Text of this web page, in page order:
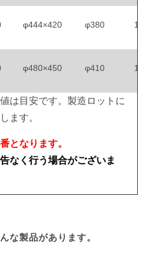
φ444×420 φ380 1.0
φ480×450 φ410 1.0
は目安です。製造ロットに
ます。
となります。
なく行う場合がございま
な製品があります。